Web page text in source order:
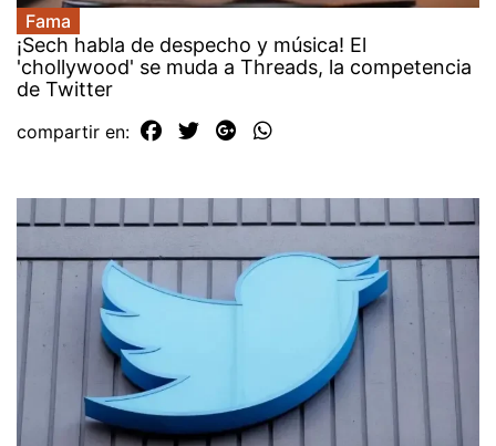
Fama
¡Sech habla de despecho y música! El
'chollywood' se muda a Threads, la competencia
de Twitter
compartir en: